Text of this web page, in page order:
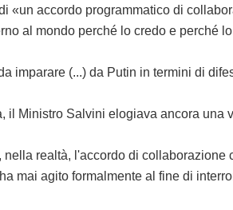
accordo programmatico di
al mondo perché lo credo e perché
(...) da Putin in termini di
Salvini elogiava ancora una
realtà, l'accordo di collaborazione
mai agito formalmente al fine di